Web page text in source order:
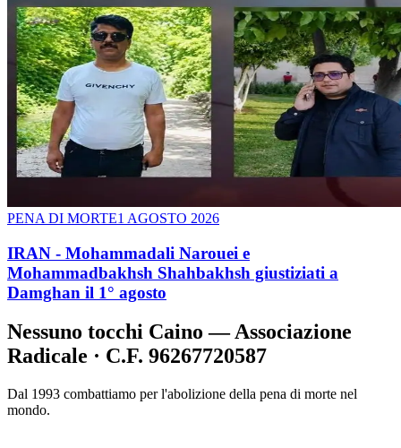
PENA DI MORTE1 AGOSTO 2026
IRAN - Mohammadali Narouei e
Mohammadbakhsh Shahbakhsh giustiziati a
Damghan il 1° agosto
Nessuno tocchi Caino — Associazione
Radicale · C.F. 96267720587
Dal 1993 combattiamo per l'abolizione della pena di morte nel
mondo.